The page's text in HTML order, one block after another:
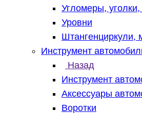
Угломеры, уголки,
Уровни
Штангенциркули,
Инструмент
Назад
Инструмент
Аксессуары
Воротки